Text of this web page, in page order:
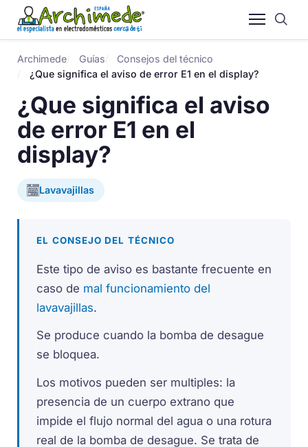
Archimede Guías
Consejos del técnico
¿Que significa el aviso de error E1 en el display?
¿Que significa el aviso
de error E1 en el
display?
Lavavajillas
EL CONSEJO DEL TÉCNICO
Este tipo de aviso es bastante frecuente en
caso de mal funcionamiento del
lavavajillas.
Se produce cuando la bomba de desague
se bloquea.
Los motivos pueden ser multiples: la
presencia de un cuerpo extrano que
impide el flujo normal del agua o una rotura
real de la bomba de desague. Se trata de